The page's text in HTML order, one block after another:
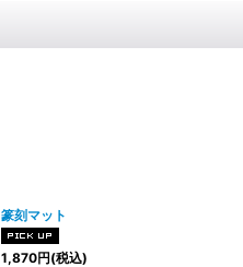
篆刻マット
1,870円(税込)